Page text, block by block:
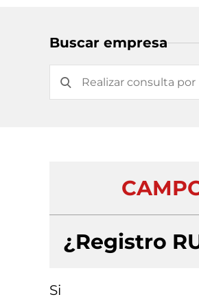
Buscar empresa
¿Registro
Si